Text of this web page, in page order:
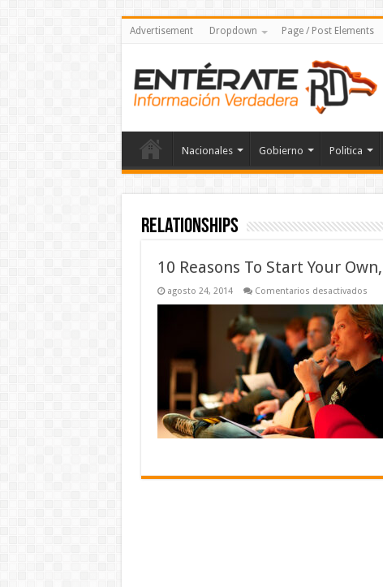
Advertisement Dropdown Page / Post Elements
Nacionales Gobierno Politica
Relationships
10 Reasons To Start Your
agosto 24, 2014 Comentarios desactivadosen
To